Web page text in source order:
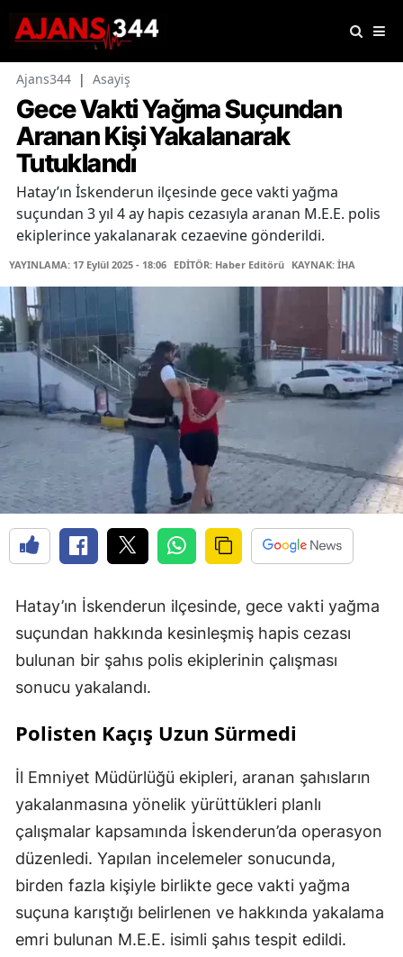
Ajans344 | Asayiş
Gece Vakti Yağma Suçundan
Aranan Kişi Yakalanarak
Tutuklandı
Hatay’ın İskenderun ilçesinde gece vakti yağma
suçundan 3 yıl 4 ay hapis cezasıyla aranan M.E.E. polis
ekiplerince yakalanarak cezaevine gönderildi.
YAYINLAMA: 17 Eylül 2025 - 18:06 EDİTÖR: Haber Editörü KAYNAK: İHA
Hatay’ın İskenderun ilçesinde, gece vakti yağma
suçundan hakkında kesinleşmiş hapis cezası
bulunan bir şahıs polis ekiplerinin çalışması
sonucu yakalandı.
Polisten Kaçış Uzun Sürmedi
İl Emniyet Müdürlüğü ekipleri, aranan şahısların
yakalanmasına yönelik yürüttükleri planlı
çalışmalar kapsamında İskenderun’da operasyon
düzenledi. Yapılan incelemeler sonucunda,
birden fazla kişiyle birlikte gece vakti yağma
suçuna karıştığı belirlenen ve hakkında yakalama
emri bulunan M.E.E. isimli şahıs tespit edildi.